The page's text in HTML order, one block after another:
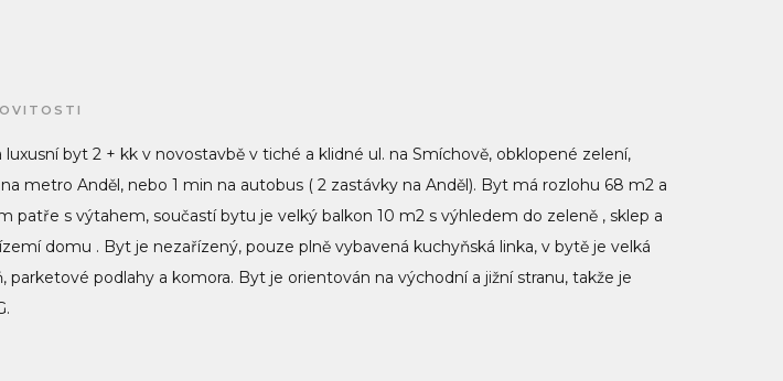
luxusní byt 2 + kk v novostavbě v tiché a klidné ul. na Smíchově, obklopené zelení,
metro Anděl, nebo 1 min na autobus ( 2 zastávky na Anděl). Byt má rozlohu 68 m2 a
patře s výtahem, součastí bytu je velký balkon 10 m2 s výhledem do zeleně , sklep a
domu . Byt je nezařízený, pouze plně vybavená kuchyňská linka, v bytě je velká
parketové podlahy a komora. Byt je orientován na východní a jižní stranu, takže je